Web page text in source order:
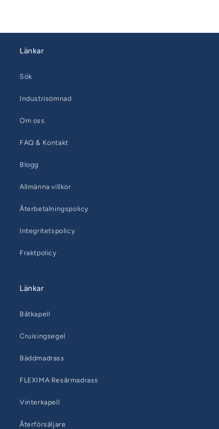
Länkar
Sök
Industrisömnad
Om oss
FAQ & Kontakt
Blogg
Allmänna villkor
Återbetalningspolicy
Integritetspolicy
Fraktpolicy
Länkar
Båtkapell
Cruisingsegel
Bäddmadrass
FLEXIMA Resårmadrass
Vinterkapell
Återförsäljare